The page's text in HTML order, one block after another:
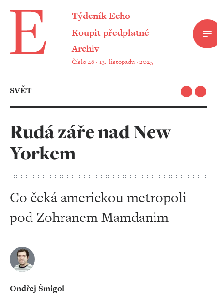
Týdeník Echo
Koupit předplatné
Archiv
Číslo 46 ‧ 13. listopadu ‧ 2025
SVĚT
Rudá záře nad New
Yorkem
Co čeká americkou metropoli
pod Zohranem Mamdanim
Ondřej Šmigol